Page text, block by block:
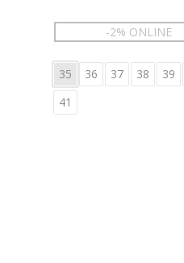
-2% ONLINE
35 36 37 38 39
41